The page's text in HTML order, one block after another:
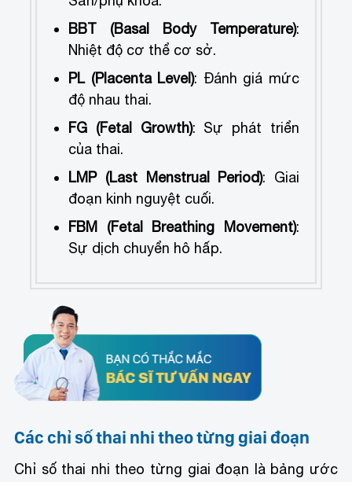
BBT (Basal Body Temperature):
Nhiệt độ cơ thể cơ sở.
PL (Placenta Level): Đánh giá mức
độ nhau thai.
FG (Fetal Growth): Sự phát triển
của thai.
LMP (Last Menstrual Period): Giai
đoạn kinh nguyệt cuối.
FBM (Fetal Breathing Movement):
Sự dịch chuyển hô hấp.
Các chỉ số thai nhi theo từng giai đoạn
Chỉ số thai nhi theo từng giai đoạn là bảng ước